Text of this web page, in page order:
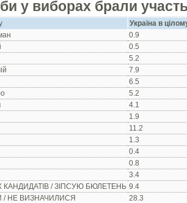
у виборах брали
Україна в
0.9
0.5
5.2
7.9
6.5
5.2
4.1
1.9
11.2
1.3
0.4
0.8
3.4
КАНДИДАТІВ / ЗІПСУЮ БЮЛЕТЕНЬ 9.4
/ НЕ ВИЗНАЧИЛИСЯ
28.3